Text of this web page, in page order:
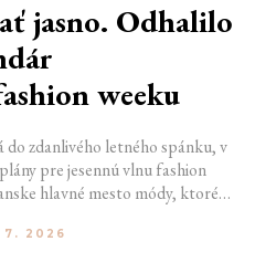
jasno. Odhalilo
weeku
do zdanlivého letného spánku, v
pre jesennú vlnu fashion
hlavné mesto módy, ktoré
mená, pozornosť však
7. 2026